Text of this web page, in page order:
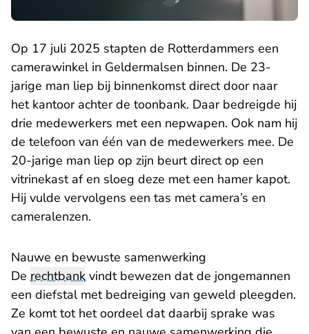
Op 17 juli 2025 stapten de Rotterdammers een
camerawinkel in Geldermalsen binnen. De 23-
jarige man liep bij binnenkomst direct door naar
het kantoor achter de toonbank. Daar bedreigde hij
drie medewerkers met een nepwapen. Ook nam hij
de telefoon van één van de medewerkers mee. De
20-jarige man liep op zijn beurt direct op een
vitrinekast af en sloeg deze met een hamer kapot.
Hij vulde vervolgens een tas met camera’s en
cameralenzen.
Nauwe en bewuste samenwerking
De rechtbank vindt bewezen dat de jongemannen
een diefstal met bedreiging van geweld pleegden.
Ze komt tot het oordeel dat daarbij sprake was